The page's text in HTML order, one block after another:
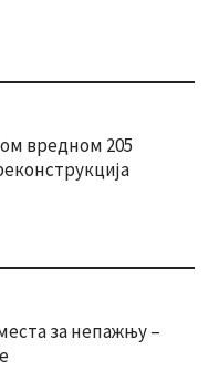
вредном 205
за непажњу –